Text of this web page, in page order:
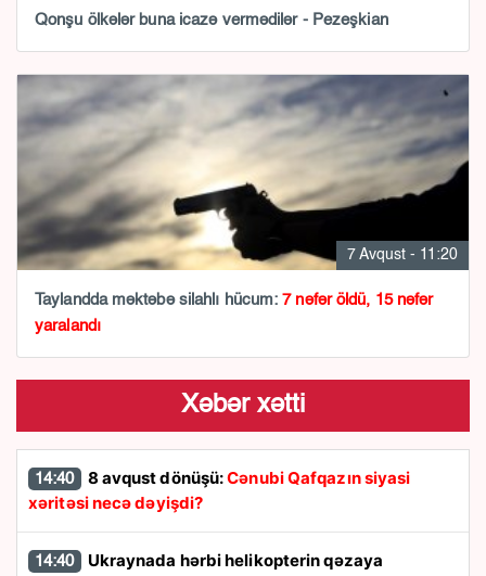
Qonşu ölkələr buna icazə vermədilər - Pezeşkian
7 Avqust - 11:20
Taylandda məktəbə silahlı hücum:7 nəfər öldü, 15 nəfər
yaralandı
Xəbər xətti
14:40 8 avqust dönüşü:Cənubi Qafqazın siyasi
xəritəsi necə dəyişdi?
14:40